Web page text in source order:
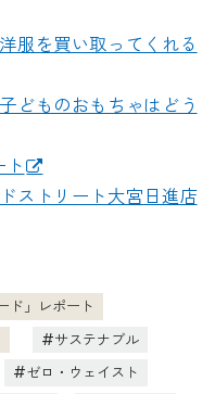
服を買い取ってくれる
どものおもちゃはどう
ト
ストリート大宮日進店
ド」レポート
サステナブル
ゼロ・ウェイスト